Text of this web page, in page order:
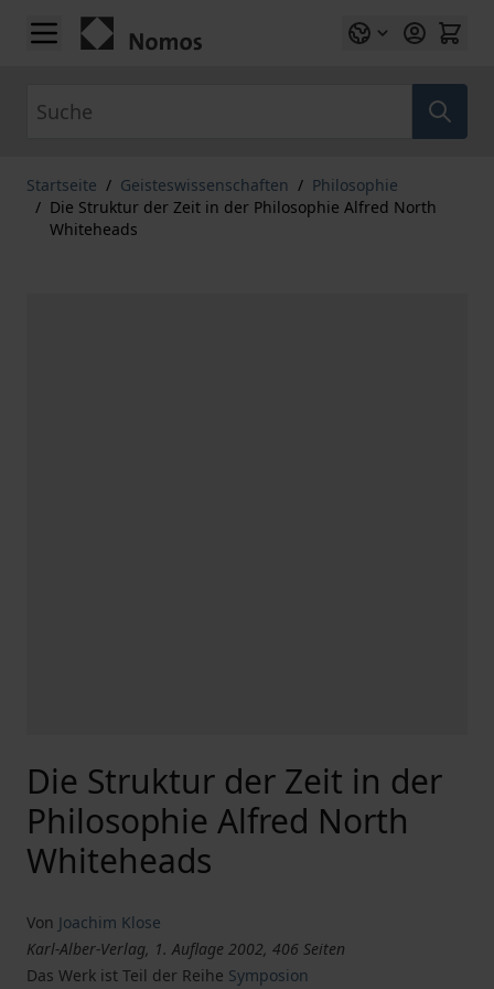
Zum Inhalt springen
Startseite / Geisteswissenschaften / Philosophie
/ Die Struktur der Zeit in der Philosophie Alfred North
Whiteheads
Die Struktur der Zeit in der
Philosophie Alfred North
Whiteheads
Von Joachim Klose
Karl-Alber-Verlag, 1. Auflage 2002, 406 Seiten
Das Werk ist Teil der Reihe Symposion